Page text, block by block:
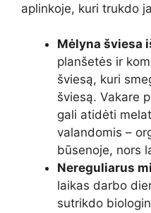
aplinkoje, kuri trukdo
Mėlyna šviesa
planšetės ir
šviesą, kuri
šviesą. Vakare
gali atidėti
valandomis –
būsenoje, nors
Nereguliarus
laikas darbo
sutrikdo